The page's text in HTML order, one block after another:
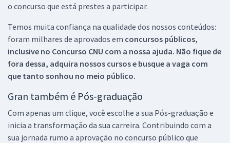
o concurso que está prestes a participar.
Temos muita confiança na qualidade dos nossos conteúdos:
foram milhares de aprovados em concursos públicos,
inclusive no Concurso CNU com a nossa ajuda. Não fique de
fora dessa, adquira nossos cursos e busque a vaga com
que tanto sonhou no meio público.
Gran também é Pós-graduação
Com apenas um clique, você escolhe a sua Pós-graduação e
inicia a transformação da sua carreira. Contribuindo com a
sua jornada rumo a aprovação no concurso público que